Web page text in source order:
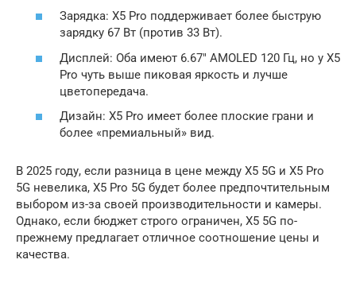
Зарядка: X5 Pro поддерживает более быструю
зарядку 67 Вт (против 33 Вт).
Дисплей: Оба имеют 6.67″ AMOLED 120 Гц, но у X5
Pro чуть выше пиковая яркость и лучше
цветопередача.
Дизайн: X5 Pro имеет более плоские грани и
более «премиальный» вид.
В 2025 году, если разница в цене между X5 5G и X5 Pro
5G невелика, X5 Pro 5G будет более предпочтительным
выбором из-за своей производительности и камеры.
Однако, если бюджет строго ограничен, X5 5G по-
прежнему предлагает отличное соотношение цены и
качества.